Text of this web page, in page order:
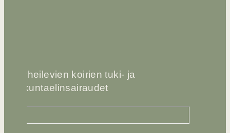
Urheilevien koirien tuki- ja
liikuntaelinsairaudet